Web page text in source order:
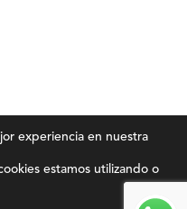
experiencia en nuestra
estamos utilizando o